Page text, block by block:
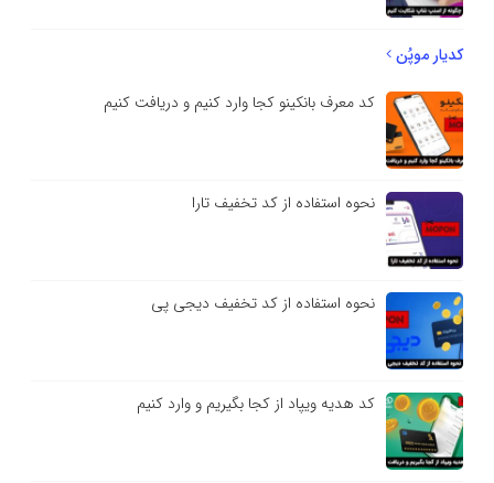
کدیار موپُن
کد معرف بانکینو کجا وارد کنیم و دریافت کنیم
نحوه استفاده از کد تخفیف تارا
نحوه استفاده از کد تخفیف دیجی پی
کد هدیه ویپاد از کجا بگیریم و وارد کنیم